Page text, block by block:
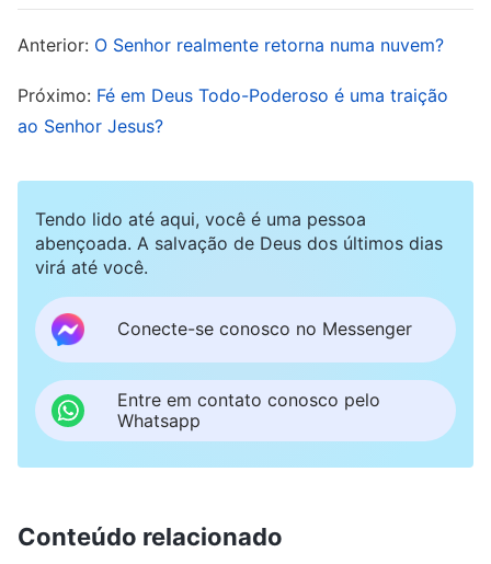
de Deus. Como resultado, caíram em desastres,
reclamando, gemendo e rangendo os dentes.
Isso é muito triste. Alguns talvez perguntem:
pouco do meu entendimento sobre essa
questão.
Primeiro devemos saber que, se o Senhor
realmente retornasse dos céus numa nuvem e
todos O vissem, não precisaríamos ouvir Sua
voz, mas confiar apenas em nossa visão. Mas já
que o Senhor retorna na carne, como o Filho do
pessoa comum sem a imagem de Deus e nem um
Anterior: O Senhor realmente retorna numa nuvem?
Próximo: Fé em Deus Todo-Poderoso é uma traição
ao Senhor Jesus?
Tendo lido até aqui, você é uma pessoa
abençoada. A salvação de Deus dos últimos dias
virá até você.
Conecte-se conosco no Messenger
Entre em contato conosco pelo
Whatsapp
Conteúdo relacionado